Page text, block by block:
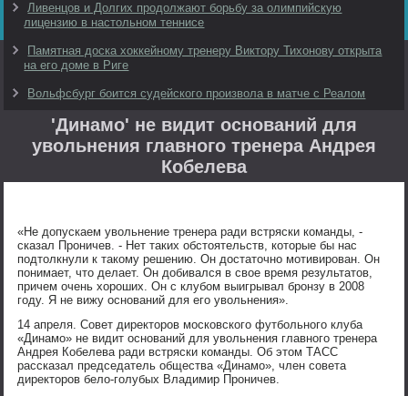
Ливенцов и Долгих продолжают борьбу за олимпийскую
лицензию в настольном теннисе
Памятная доска хоккейному тренеру Виктору Тихонову открыта
на его доме в Риге
Вольфсбург боится судейского произвола в матче с Реалом
'Динамо' не видит оснований для
увольнения главного тренера Андрея
Кобелева
«Не допускаем увольнение тренера ради встряски команды, -
сказал Проничев. - Нет таких обстоятельств, которые бы нас
подтолкнули к такому решению. Он достаточно мотивирован. Он
понимает, что делает. Он добивался в свое время результатов,
причем очень хороших. Он с клубом выигрывал бронзу в 2008
году. Я не вижу оснований для его увольнения».
14 апреля. Совет директоров московского футбольного клуба
«Динамо» не видит оснований для увольнения главного тренера
Андрея Кобелева ради встряски команды. Об этом ТАСС
рассказал председатель общества «Динамо», член совета
директоров бело-голубых Владимир Проничев.